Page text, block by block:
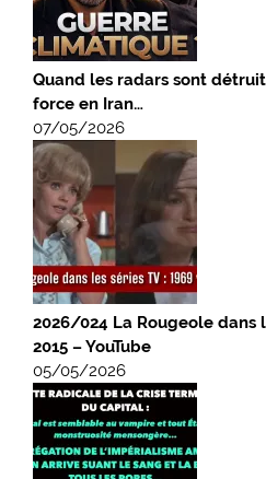
Quand les radars sont
force en Iran…
07/05/2026
2026/024 La Rougeole dans
2015 – YouTube
05/05/2026